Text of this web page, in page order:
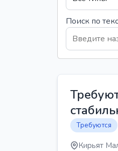
Поиск по
Требуются
Кирьят